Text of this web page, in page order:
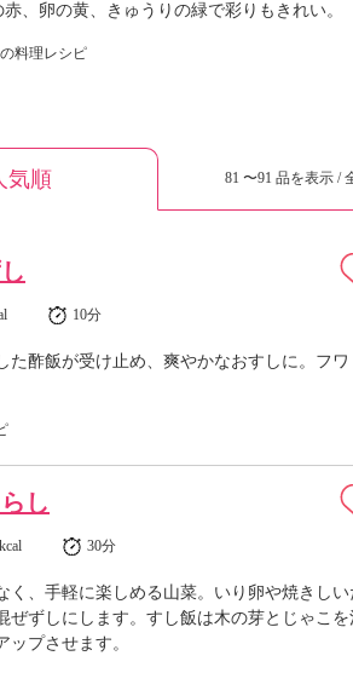
、卵の黄、きゅうりの緑で彩りもきれい。
料理レシピ
気順 81 〜91 品を表示 /
10分
た酢飯が受け止め、爽やかなおすしに。フワ
し
30分
く、手軽に楽しめる山菜。いり卵や焼きしい
ぜずしにします。すし飯は木の芽とじゃこを
ップさせます。